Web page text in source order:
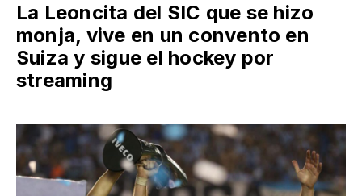
La Leoncita del SIC que se hizo
monja, vive en un convento en
Suiza y sigue el hockey por
streaming